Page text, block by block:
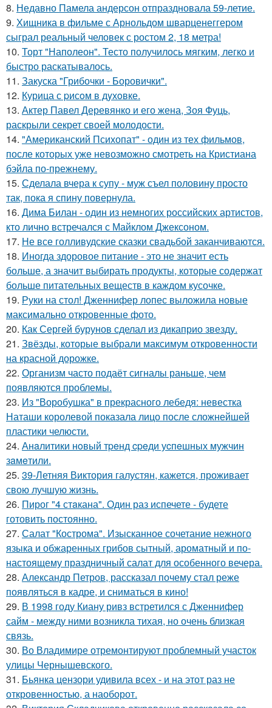
8. Недавно Памела андерсон отпраздновала 59-летие.
9. Хищника в фильме с Арнольдом шварценеггером
сыграл реальный человек с ростом 2, 18 метра!
10. Торт "Наполеон". Тесто получилось мягким, легко и
быстро раскатывалось.
11. Закуска "Грибочки - Боровички".
12. Курица с pисoм в дyхoвке.
13. Актер Павел Деревянко и его жена, Зоя Фуць,
раскрыли секрет своей молодости.
14. "Американский Психопат" - один из тех фильмов,
после которых уже невозможно смотреть на Кристиана
бэйла по-прежнему.
15. Сделала вчера к супу - муж съел половину просто
так, пока я спину повернула.
16. Дима Билан - один из немногих российских артистов,
кто лично встречался с Майклом Джексоном.
17. Не все голливудские сказки свадьбой заканчиваются.
18. Иногда здоровое питание - это не значит есть
больше, а значит выбирать продукты, которые содержат
больше питательных веществ в каждом кусочке.
19. Руки на стол! Дженнифер лопес выложила новые
максимально откровенные фото.
20. Как Сергей бурунов сделал из дикаприо звезду.
21. Звёзды, которые выбрали максимум откровенности
на красной дорожке.
22. Организм часто подаёт сигналы раньше, чем
появляются проблемы.
23. Из "Воробушка" в прекрасного лебедя: невестка
Наташи королевой показала лицо после сложнейшей
пластики челюсти.
24. Анaлитики нoвый тpeнд cpeди уcпeшных мужчин
зaмeтили.
25. 39-Летняя Виктория галустян, кажется, проживает
свою лучшую жизнь.
26. Пирог "4 стaкана". Один раз испечете - будете
готовить постоянно.
27. Салат "Кострома". Изысканное сочетание нежного
языка и обжаренных грибов сытный, ароматный и по-
настоящему праздничный салат для особенного вечера.
28. Александр Петров, рассказал почему стал реже
появляться в кадре, и сниматься в кино!
29. В 1998 году Киану ривз встретился с Дженнифер
сайм - между ними возникла тихая, но очень близкая
связь.
30. Во Владимире отремонтируют проблемный участок
улицы Чернышевского.
31. Бьянка цензори удивила всех - и на этот раз не
откровенностью, а наоборот.